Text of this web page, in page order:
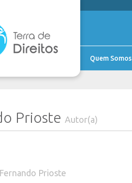
Quem Somos
Prioste Autor(a)
Fernando Prioste